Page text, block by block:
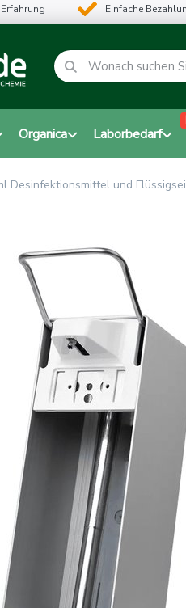
Einfache
Organica Laborbedarf
Desinfektionsmittel und